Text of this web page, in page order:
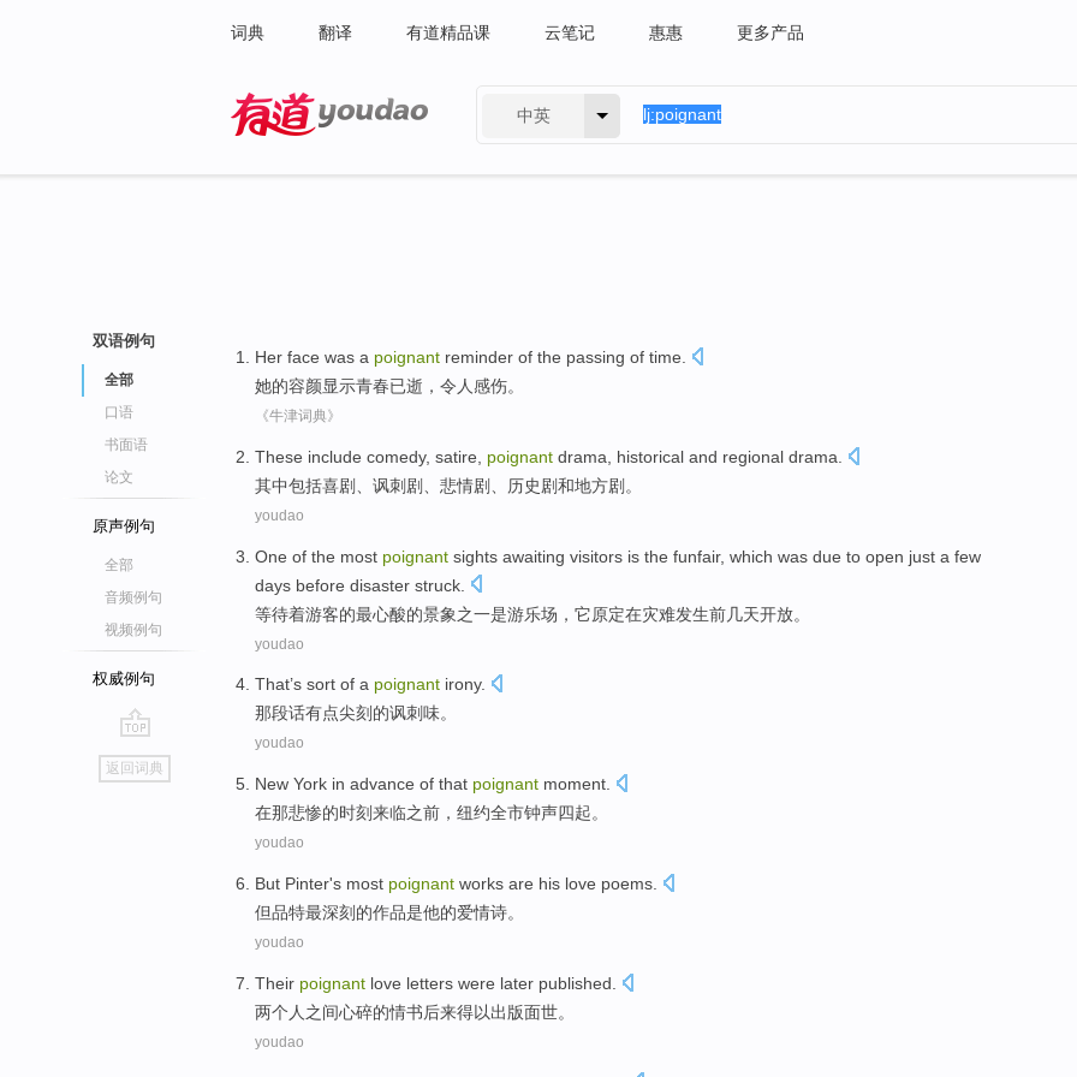
词典 翻译 有道精品课 云笔记 惠惠 更多产品
中英
双语例句
全部
口语
书面语
论文
原声例句
全部
音频例句
视频例句
权威例句
go
top
返回词典
Her face was a poignant reminder of the passing of time.
她的容颜显示青春已逝， 令人 感伤。
《牛津词典》
These include comedy, satire poignant drama historical and regional drama.
其中包括喜剧 讽刺剧 悲情剧 历史剧和地方剧。
youdao
One of the most poignant sights awaiting visitors is the funfair, which was due to open just a few
days before disaster struck
等待着游客的最心酸的景象之一是游乐场 ， 它原定在灾难发生前几天开放。
youdao
That’s sort of a poignant irony.
那段话有点尖刻 的讽刺味。
youdao
New York in advance of that poignant moment
在那悲惨的时刻来临之前， 纽约全市钟声四起。
youdao
But Pinter's most poignant works are his love poems
但品特最深刻 的作品是他的爱情诗。
youdao
Their poignant love letters were later published
两个人 之间心碎的情书后来得以出版面世。
youdao